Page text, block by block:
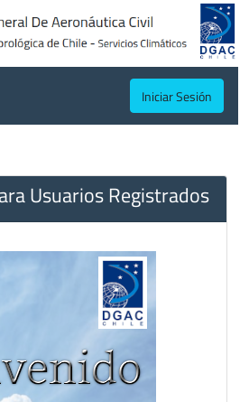
Iniciar Sesión
Usuarios Registrados